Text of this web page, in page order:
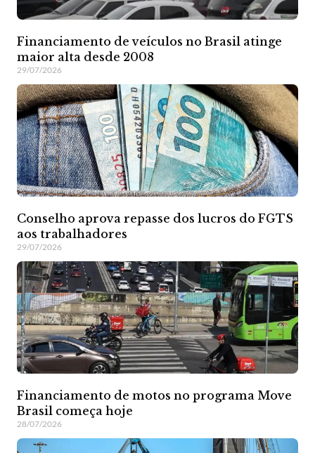
Financiamento de veículos no Brasil atinge
maior alta desde 2008
29/07/2026
Conselho aprova repasse dos lucros do FGTS
aos trabalhadores
29/07/2026
Financiamento de motos no programa Move
Brasil começa hoje
28/07/2026